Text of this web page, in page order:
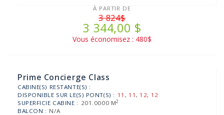
À PARTIR DE
3 824$
3 344,00 $
Vous économisez : 480$
Prime Concierge Class
CABINE(S) RESTANTE(S) :
DISPONIBLE SUR LE(S) PONT(S) : 11 , 11, 12, 12
SUPERFICIE CABINE : 201.0000 M2
BALCON : N/A